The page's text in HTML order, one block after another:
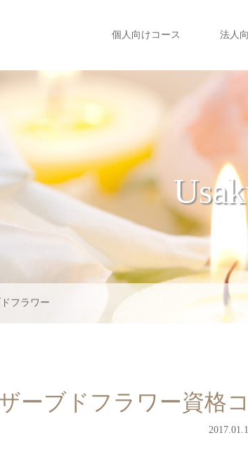
個人向けコース 法人
フラワー
ーブドフラワー資